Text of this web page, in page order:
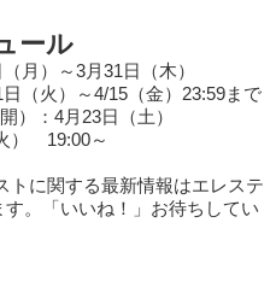
ール
月）～3月31日（木）
（火）～4/15（金）23:59まで
）：4月23日（土）
） 19:00～
トに関する最新情報はエレステ
。「いいね！」お待ちしてい